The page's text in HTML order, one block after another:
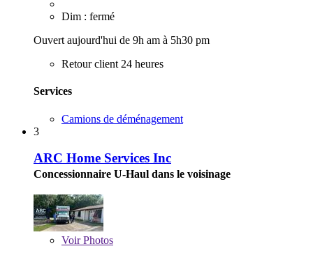
Dim : fermé
Ouvert aujourd'hui de 9h am à 5h30 pm
Retour client 24 heures
Services
Camions de déménagement
3
ARC Home Services Inc
Concessionnaire U-Haul dans le voisinage
VoirPhotos